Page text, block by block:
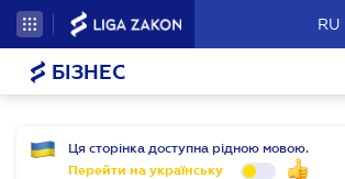
RU
БІЗНЕС
Ця сторінка доступна рідною мовою.
Перейти на українську